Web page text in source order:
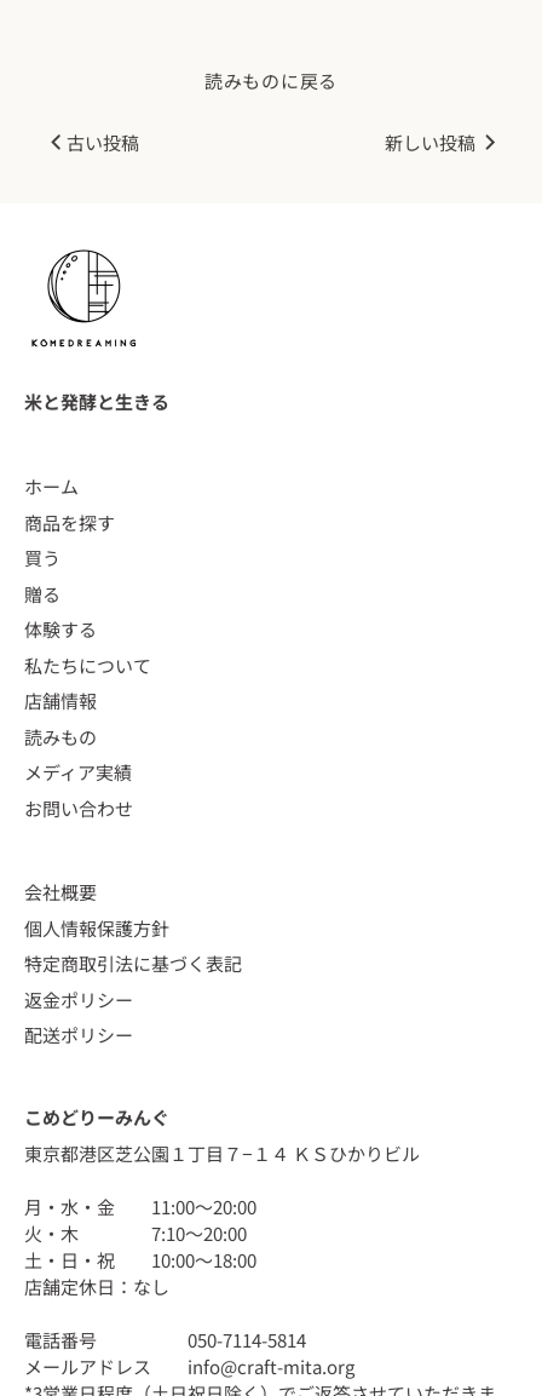
読みものに戻る
古い投稿 新しい投稿
米と発酵と生きる
ホーム
商品を探す
買う
贈る
体験する
私たちについて
店舗情報
読みもの
メディア実績
お問い合わせ
会社概要
個人情報保護方針
特定商取引法に基づく表記
返金ポリシー
配送ポリシー
こめどりーみんぐ
東京都港区芝公園１丁目７−１４ ＫＳひかりビル
月・水・金 11:00〜20:00
火・木 7:10〜20:00
土・日・祝 10:00〜18:00
店舗定休日：なし
電話番号 050-7114-5814
メールアドレス info@craft-mita.org